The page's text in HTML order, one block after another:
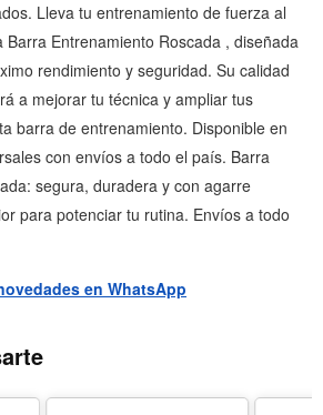
Lleva tu entrenamiento de fuerza al
Barra Entrenamiento Roscada , diseñada
rendimiento y seguridad. Su calidad
a mejorar tu técnica y ampliar tus
barra de entrenamiento. Disponible en
con envíos a todo el país. Barra
segura, duradera y con agarre
para potenciar tu rutina. Envíos a todo
en WhatsApp